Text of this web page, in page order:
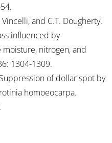
and C.T. Dougherty.
influenced by
nitrogen, and
1304-1309.
of dollar spot by
homoeocarpa.